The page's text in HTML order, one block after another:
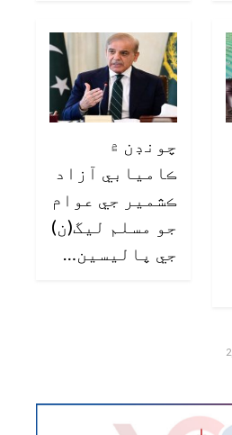
چونڊن ۾
ڪاميابي آزاد
ڪشمير جي عوام
جو مسلم ليگ(ن)
جي پاليسين…